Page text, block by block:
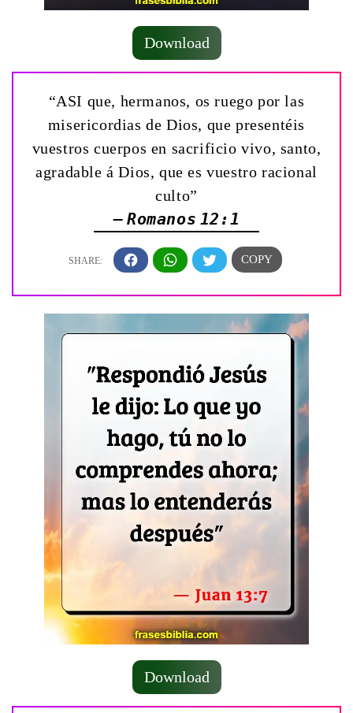
Download
“ASI que, hermanos, os ruego por las
misericordias de Dios, que presentéis
vuestros cuerpos en sacrificio vivo, santo,
agradable á Dios, que es vuestro racional
culto”
— Romanos 12:1
Download